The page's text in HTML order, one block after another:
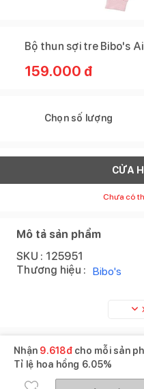
Bộ thun sợi tre Bibo's
159.000 đ
Chọn số lượng
CỬA
Chưa có
Mô tả sản phẩm
SKU : 125951
Thương hiệu : Bibo's
Nhận 9.618đcho mỗi sản
Tỉ lệ hoa hồng 6.05%